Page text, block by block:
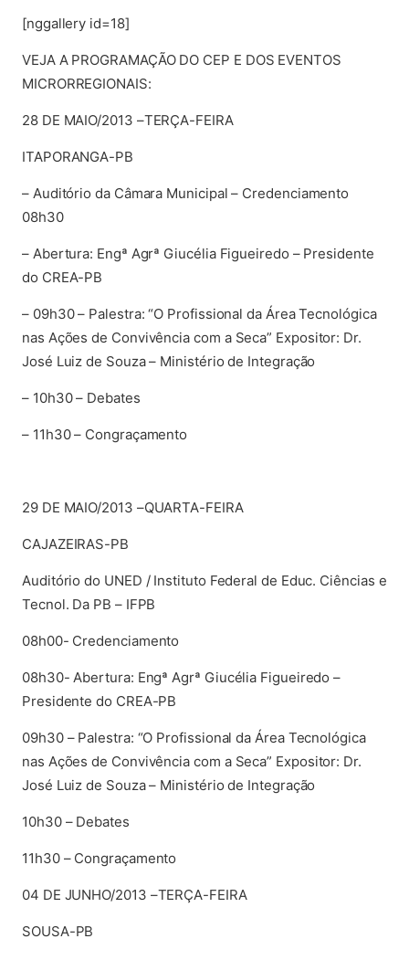
[nggallery id=18]
VEJA A PROGRAMAÇÃO DO CEP E DOS EVENTOS
MICRORREGIONAIS:
28 DE MAIO/2013 –TERÇA-FEIRA
ITAPORANGA-PB
– Auditório da Câmara Municipal – Credenciamento
08h30
– Abertura: Engª Agrª Giucélia Figueiredo – Presidente
do CREA-PB
– 09h30 – Palestra: “O Profissional da Área Tecnológica
nas Ações de Convivência com a Seca” Expositor: Dr.
José Luiz de Souza – Ministério de Integração
– 10h30 – Debates
– 11h30 – Congraçamento
29 DE MAIO/2013 –QUARTA-FEIRA
CAJAZEIRAS-PB
Auditório do UNED / Instituto Federal de Educ. Ciências e
Tecnol. Da PB – IFPB
08h00- Credenciamento
08h30- Abertura: Engª Agrª Giucélia Figueiredo –
Presidente do CREA-PB
09h30 – Palestra: “O Profissional da Área Tecnológica
nas Ações de Convivência com a Seca” Expositor: Dr.
José Luiz de Souza – Ministério de Integração
10h30 – Debates
11h30 – Congraçamento
04 DE JUNHO/2013 –TERÇA-FEIRA
SOUSA-PB